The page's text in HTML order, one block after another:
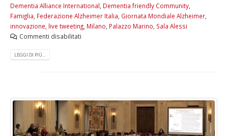
Dementia Alliance International Dementia friendly Community
Famiglia Federazione Alzheimer Italia Giornata Mondiale Alzheimer
innovazione live tweeting Milano Palazzo Marino Sala Alessi
Commenti disabilitati
LEGGI DI PIÙ...